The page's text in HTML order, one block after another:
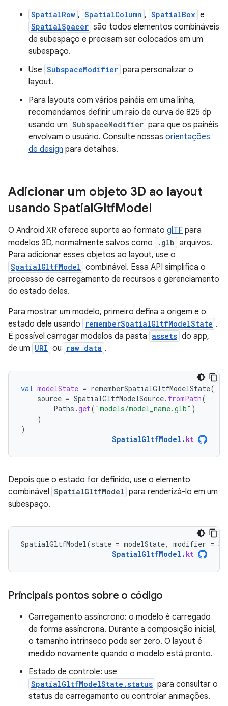
SpatialRow , SpatialColumn , SpatialBox e
SpatialSpacer são todos elementos combináveis
de subespaço e precisam ser colocados em um
subespaço.
Use SubspaceModifier para personalizar o
layout.
Para layouts com vários painéis em uma linha,
recomendamos definir um raio de curva de 825 dp
usando um SubspaceModifier para que os painéis
envolvam o usuário. Consulte nossas orientações
de design para detalhes.
Adicionar um objeto 3D ao layout
usando SpatialGltfModel
O Android XR oferece suporte ao formato glTF para
modelos 3D, normalmente salvos como
.glb arquivos.
Para adicionar esses objetos ao layout, use o
SpatialGltfModel combinável. Essa API simplifica o
processo de carregamento de recursos e gerenciamento
do estado deles.
Para mostrar um modelo, primeiro defina a origem e o
estado dele usando
rememberSpatialGltfModelState .
É possível carregar modelos da pasta assets do app,
de um URI ou raw data .
val modelState = rememberSpatialGltfModelState(
source = SpatialGltfModelSource. fromPath(
Paths .get( "models/model_name.glb" )
)
)
SpatialGltfModel . kt
Depois que o estado for definido, use o elemento
combinável
SpatialGltfModel para renderizá-lo em um
subespaço.
SpatialGltfModel (state = modelState, modifier =
SpatialGltfModel . kt
Principais pontos sobre o código
Carregamento assíncrono: o modelo é carregado
de forma assíncrona. Durante a composição inicial,
o tamanho intrínseco pode ser zero. O layout é
medido novamente quando o modelo está pronto.
Estado de controle: use
SpatialGltfModelState.status para consultar o
status de carregamento ou controlar animações.